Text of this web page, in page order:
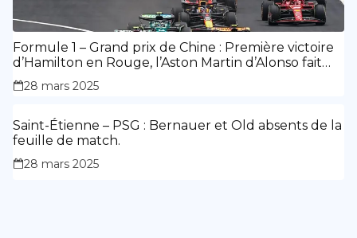
Formule 1 – Grand prix de Chine : Première victoire
d’Hamilton en Rouge, l’Aston Martin d’Alonso fait
des siennes.
28 mars 2025
Saint-Étienne – PSG : Bernauer et Old absents de la
feuille de match.
28 mars 2025